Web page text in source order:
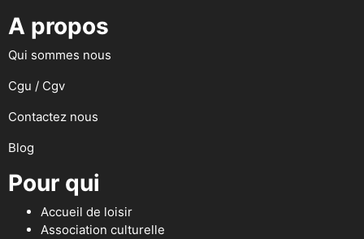
A propos
Qui sommes nous
Cgu / Cgv
Contactez nous
Blog
Pour qui
Accueil de loisir
Association culturelle